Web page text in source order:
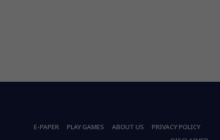
E-PAPER PLAY GAMES ABOUT US
PRIVACY POLICY